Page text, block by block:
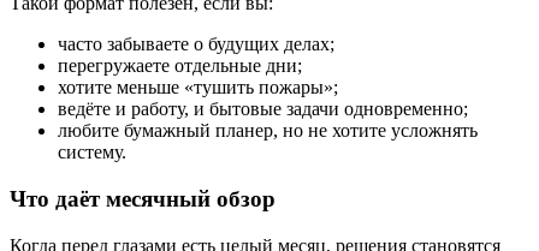
часто забываете о будущих делах;
перегружаете отдельные дни;
хотите меньше «тушить пожары»;
ведёте и работу, и бытовые задачи одновременно;
любите бумажный планер, но не хотите усложнять
систему.
Что даёт месячный обзор
Когда перед глазами есть целый месяц, решения становятся